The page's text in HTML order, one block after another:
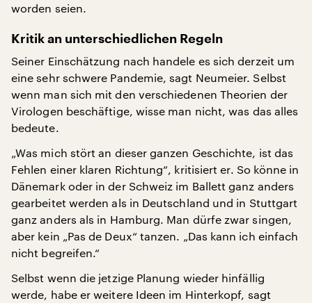
worden seien.
Kritik an unterschiedlichen Regeln
Seiner Einschätzung nach handele es sich derzeit um
eine sehr schwere Pandemie, sagt Neumeier. Selbst
wenn man sich mit den verschiedenen Theorien der
Virologen beschäftige, wisse man nicht, was das alles
bedeute.
„Was mich stört an dieser ganzen Geschichte, ist das
Fehlen einer klaren Richtung“, kritisiert er. So könne in
Dänemark oder in der Schweiz im Ballett ganz anders
gearbeitet werden als in Deutschland und in Stuttgart
ganz anders als in Hamburg. Man dürfe zwar singen,
aber kein „Pas de Deux“ tanzen. „Das kann ich einfach
nicht begreifen.“
Selbst wenn die jetzige Planung wieder hinfällig
werde, habe er weitere Ideen im Hinterkopf, sagt